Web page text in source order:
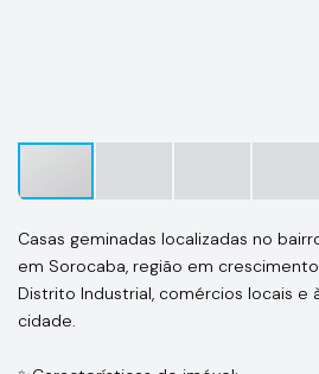
Casas geminadas localizadas no
em Sorocaba, região em
Distrito Industrial, comércios locais e
cidade.